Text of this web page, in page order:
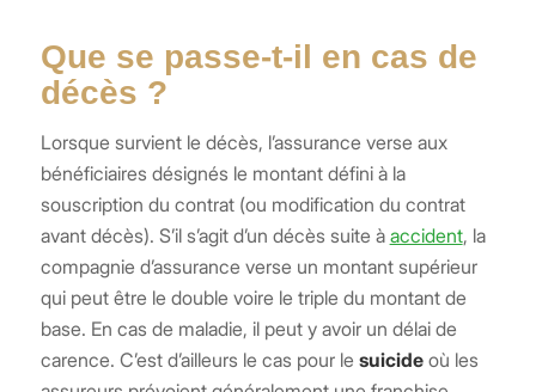
Que se passe-t-il en cas de
décès ?
Lorsque survient le décès, l’assurance verse aux
bénéficiaires désignés le montant défini à la
souscription du contrat (ou modification du contrat
avant décès). S’il s’agit d’un décès suite à accident, la
compagnie d’assurance verse un montant supérieur
qui peut être le double voire le triple du montant de
base. En cas de maladie, il peut y avoir un délai de
carence. C’est d’ailleurs le cas pour le suicideoù les